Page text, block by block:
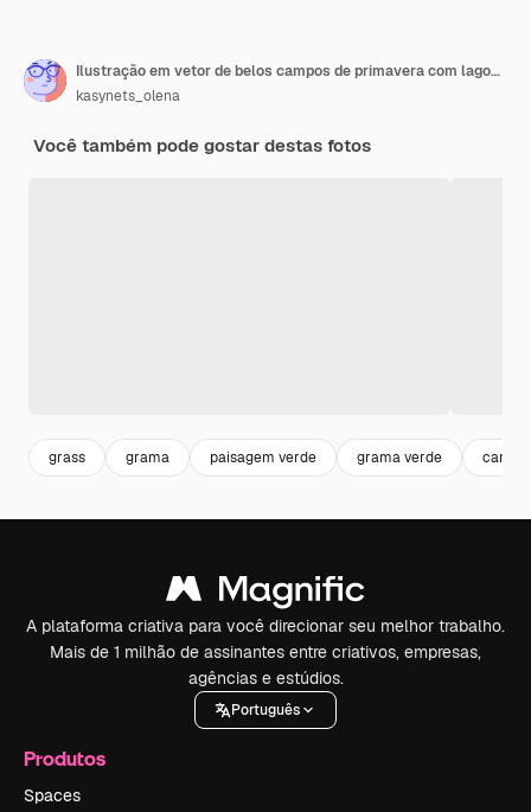
Ilustração em vetor de belos campos de primavera com lagoa de montanhas de floresta Paisagem com amanhecer
kasynets_olena
Você também pode gostar destas fotos
grass grama paisagem verde grama verde
A plataforma criativa para você direcionar seu melhor trabalho.
Mais de 1 milhão de assinantes entre criativos, empresas,
agências e estúdios.
Português
Produtos
Spaces